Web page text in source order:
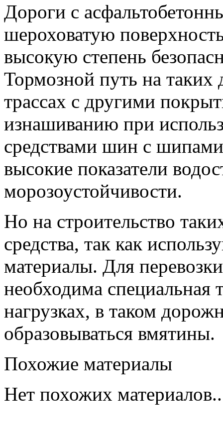
Дороги с
шероховатую
высокую степень
Тормозной путь на
трассах с другими
изнашиванию при
средствами шин с
высокие показатели
морозоустойчивости.
Но на строительство
средства, так как
материалы. Для
необходима специальная
нагрузках, в таком
образовываться вмятины.
Похожие материалы
Нет похожих